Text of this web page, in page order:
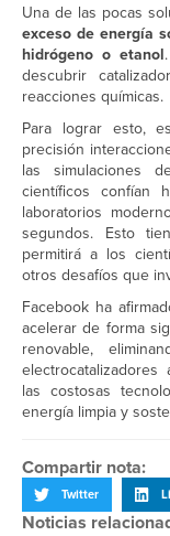
Una de las pocas
exceso de energía
hidrógeno o etanol
descubrir
reacciones químicas.
Para lograr esto,
precisión
las simulaciones
científicos confían
laboratorios
segundos. Esto
permitirá a los
otros desafíos que
Facebook ha
acelerar de forma
renovable,
las costosas
energía limpia y
Compartir nota:
Twitter
Noticias